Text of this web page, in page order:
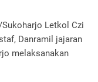
Sukoharjo Letkol Czi
Danramil jajaran
melaksanakan